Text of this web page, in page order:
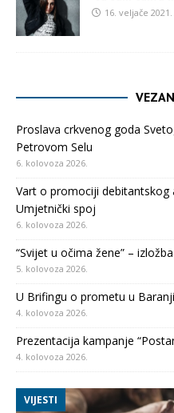
16. veljače 2021.
Proslava crkvenog goda
Petrovom Selu
6. kolovoza 2026.
Vart o promociji debitantskog
Umjetnički spoj
6. kolovoza 2026.
“Svijet u očima žene” – izložba
5. kolovoza 2026.
U Brifingu o prometu u Baranji
4. kolovoza 2026.
Prezentacija kampanje
4. kolovoza 2026.
VIJESTI